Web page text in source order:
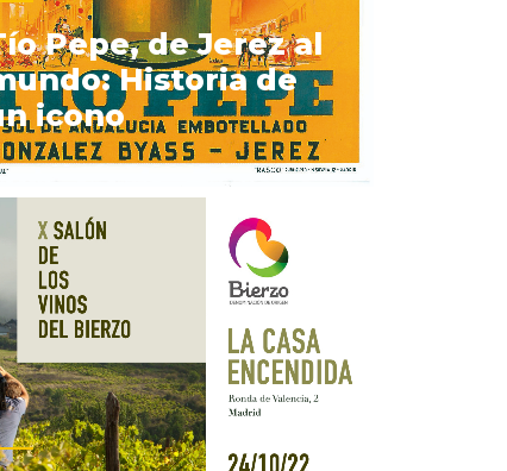
Pepe, de Jerez al
Historia de
icono